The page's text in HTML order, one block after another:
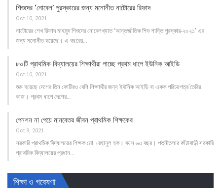
শিশুদের ‘নোবেল’ পুরস্কারের জন্য মনোনীত নাটোরের রিফাদ
Oct 10, 2021
নাটোরের শেখ রিফাদ মাহমুদ শিশুদের নোবেলখ্যাত ‘আন্তর্জাতিক শিশু শান্তি পুরস্কার-২০২১’ এর
জন্য মনোনীত হয়েছে। এ বছরের…
৮০টি প্রাথমিক বিদ্যালয়ের শিক্ষার্থীরা পাচ্ছে প্রথম ধাপে ইউনিক আইডি
Oct 10, 2021
শুরু হয়েছে দেশের তিন কোটিরও বেশি শিক্ষার্থীর জন্য ইউনিক আইডি বা একক পরিচয়পত্র তৈরির
কাজ। প্রথম ধাপে দেশের…
পেনশন না পেয়ে মানবেতর জীবন প্রাথমিক শিক্ষকের
Oct 9, 2021
সরকারি প্রাথমিক বিদ্যালয়ের শিক্ষক মো. রেহানুল হক। বয়স ৬৩ বছর। পত্নীতলার কাঁটাবাড়ী সরকারি
প্রাথমিক বিদ্যালয়ের প্রধান…
শিক্ষা ও গবেষণা